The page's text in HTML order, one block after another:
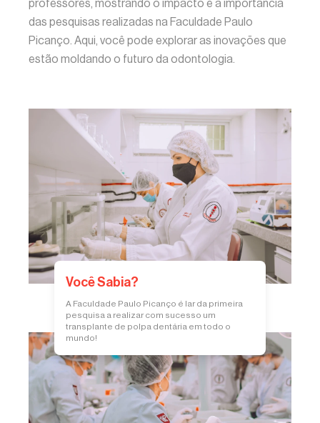
professores, mostrando o impacto e a importância
das pesquisas realizadas na Faculdade Paulo
Picanço. Aqui, você pode explorar as inovações que
estão moldando o futuro da odontologia.
Você Sabia?
A Faculdade Paulo Picanço é lar da primeira
pesquisa a realizar com sucesso um
transplante de polpa dentária em todo o
mundo!